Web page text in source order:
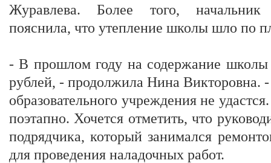
Журавлева. Более того, начальник
пояснила, что утепление школы шло по
- В прошлом году на содержание
рублей, - продолжила Нина Викторовна.
образовательного учреждения не
поэтапно. Хочется отметить, что
подрядчика, который занимался
для проведения наладочных работ.